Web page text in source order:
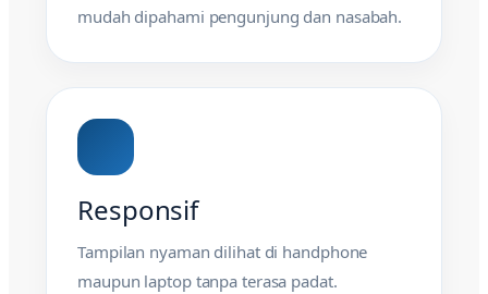
mudah dipahami pengunjung dan nasabah.
Responsif
Tampilan nyaman dilihat di handphone
maupun laptop tanpa terasa padat.